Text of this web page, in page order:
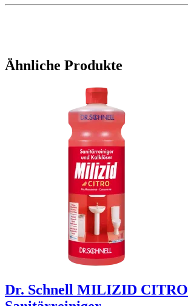
Ähnliche Produkte
Dr. Schnell MILIZID CITRO